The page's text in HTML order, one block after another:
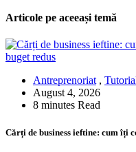
Articole pe aceeași temă
Antreprenoriat,
August 4, 2026
8 minutes Read
Cărți de business ieftine: cum îți